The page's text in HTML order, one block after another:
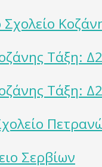
Τάξη:
Τάξη:
Σερβίων